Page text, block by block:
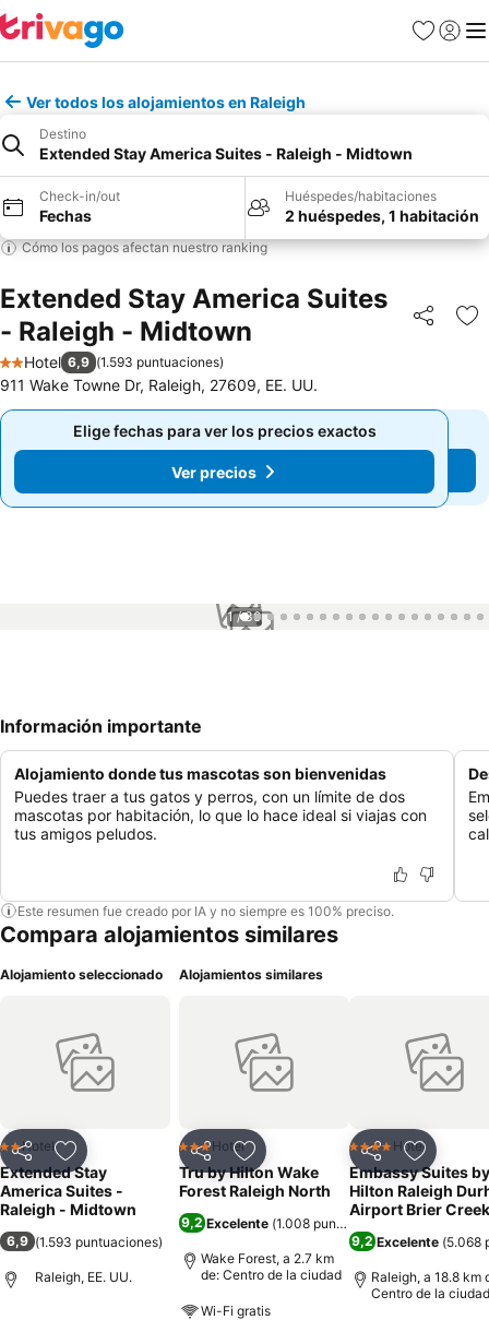
Favoritos
Iniciar
Ver todos los alojamientos en Raleigh
Destino
Extended Stay America Suites - Raleigh - Midtown
Check-in/out
Fechas
Huéspedes/habitaciones
2 huéspedes, 1 habitación
Cómo los pagos afectan nuestro ranking
Extended Stay America Suites
- Raleigh - Midtown
Compartir
2 Estrellas
Hotel 6,9 (1.593 puntuaciones)
911 Wake Towne Dr, Raleigh, 27609, EE. UU.
Elige fechas para ver los precios exactos
Ver precios
Elige fechas para ver los precios exactos
Ver precios
1 / 30
Información importante
Alojamiento donde tus mascotas son bienvenidas
Puedes traer a tus gatos y perros, con un límite de dos
mascotas por habitación, lo que lo hace ideal si viajas con
tus amigos peludos.
Este resumen fue creado por IA y no siempre es 100% preciso.
Compara alojamientos similares
Alojamiento seleccionado
CompartirAgregar a favoritos
2 Estrellas
Hotel
Extended Stay
America Suites -
Raleigh - Midtown
6,9 (1.593 puntuaciones)
Raleigh, EE. UU.
Alojamientos similares
CompartirAgregar a favoritos
3 Estrellas
Hotel
Tru by Hilton Wake
Forest Raleigh North
9,2 Excelente (1.008 puntuaciones
Wake Forest, a 2.7 km
de: Centro de la ciudad
Wi-Fi gratis
CompartirAgregar
4 EstrellasHotel
Embassy Suites by
Hilton Raleigh
Airport Brier Creek
9,2 Excelente (5.068
Raleigh, a 18.8 km
Centro de la ciudad